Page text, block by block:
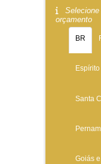
orçamento
BR
Santa
Goiás